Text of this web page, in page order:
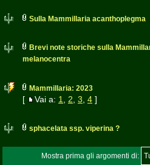
Sulla Mammillaria acanthoplegma
Brevi note storiche sulla
melanocentra
Mammillaria: 2023
[ Vai a: 1 2 3 4]
sphacelata ssp. viperina ?
Mostra prima gli argomenti di: